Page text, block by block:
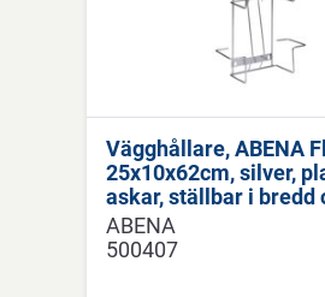
Vägghållare, ABENA
25x10x62cm, silver,
askar, ställbar i bredd
ABENA
500407